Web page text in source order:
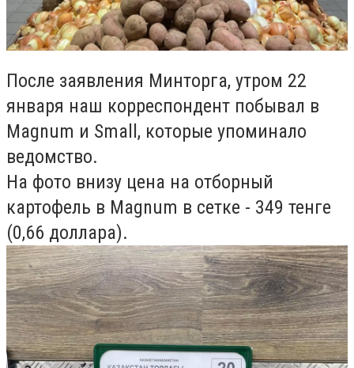
После заявления Минторга, утром 22
января наш корреспондент побывал в
Magnum и Small, которые упоминало
ведомство.
На фото внизу цена на отборный
картофель в Magnum в сетке - 349 тенге
(0,66 доллара).